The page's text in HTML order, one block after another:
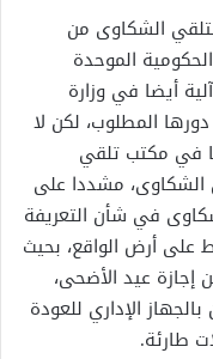
الشكاوى من
الموحدة
أيضا في وزارة
المطلوب، لكن لا
في مكتب تلقي
الشكاوى، مشددا على
في شأن التعريفة
على أرض الواقع، بحيث
إجازة عيد الأضحى،
الإداري للعودة
طارئة.